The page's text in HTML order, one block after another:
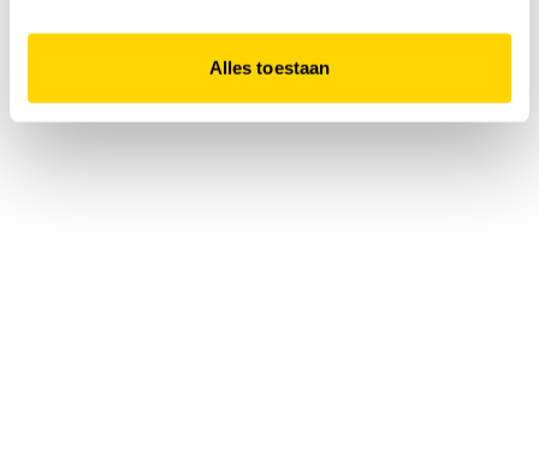
Alles toestaan